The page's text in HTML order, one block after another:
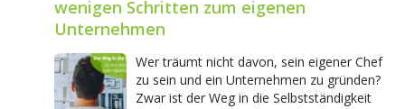
wenigen Schritten zum eigenen
Unternehmen
Wer träumt nicht davon, sein eigener Chef
zu sein und ein Unternehmen zu gründen?
Zwar ist der Weg in die Selbstständigkeit